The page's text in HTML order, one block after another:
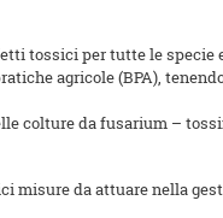
tossici per tutte le specie
agricole (BPA),
colture da fusarium –
misure da attuare nella